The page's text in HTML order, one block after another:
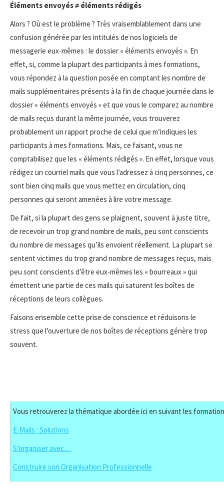
Éléments envoyés ≠ éléments rédigés
Alors ? Où est le problème ? Très vraisemblablement dans une
confusion générée par les intitulés de nos logiciels de
messagerie eux-mêmes : le dossier « éléments envoyés ». En
effet, si, comme la plupart des participants à mes formations,
vous répondez à la question posée en comptant les nombre de
mails supplémentaires présents à la fin de chaque journée dans le
dossier « éléments envoyés » et que vous le comparez au nombre
de mails reçus durant la même journée, vous trouverez
probablement un rapport proche de celui que m’indiques les
participants à mes formations. Mais, ce faisant, vous ne
comptabilisez que les « éléments rédigés ». En effet, lorsque vous
rédigez un courriel mails que vous l’adressez à cinq personnes, ce
sont bien cinq mails que vous mettez en circulation, cinq
personnes qui seront amenées à lire votre message.
De fait, si la plupart des gens se plaignent, souvent à juste titre,
de recevoir un trop grand nombre de mails, peu sont conscients
du nombre de messages qu’ils envoient réellement. La plupart se
sentent victimes du trop grand nombre de messages reçus, mais
peu sont conscients d’être eux-mêmes les « bourreaux » qui
émettent une partie de ces mails qui saturent les boîtes de
réceptions de leurs collègues.
Faisons ensemble cette prise de conscience et réduisons le
stress que l’ouverture de nos boîtes de réceptions génère trop
souvent.
Vous retrouverez la thématique abordée ici en suivant les
E-Mails : Solutions
S’organiser avec…
Construire son Organisation Professionnelle